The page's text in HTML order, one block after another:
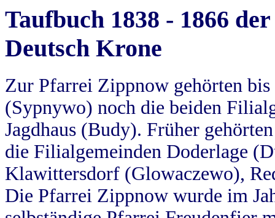
Taufbuch 1838 - 1866
Deutsch Krone
Zur Pfarrei Zippnow gehörten
(Sypnywo) noch die beiden
Jagdhaus (Budy). Früher
die Filialgemeinden Doderlage
Klawittersdorf (Glowaczewo),
Die Pfarrei Zippnow wurde im